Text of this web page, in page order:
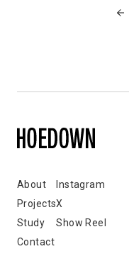
About
Projects
Study
Contact
Instagram
X
Show Reel